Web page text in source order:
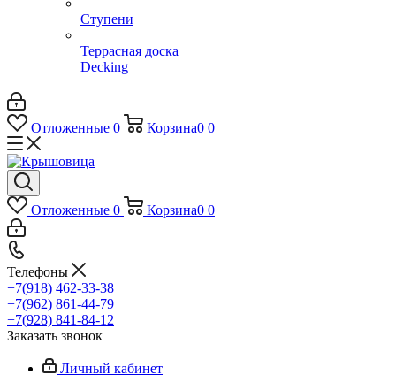
Ступени
Террасная доска
Decking
Отложенные 0 Корзина0 0
Отложенные 0 Корзина0 0
Телефоны
+7(918) 462-33-38
+7(962) 861-44-79
+7(928) 841-84-12
Заказать звонок
Личный кабинет